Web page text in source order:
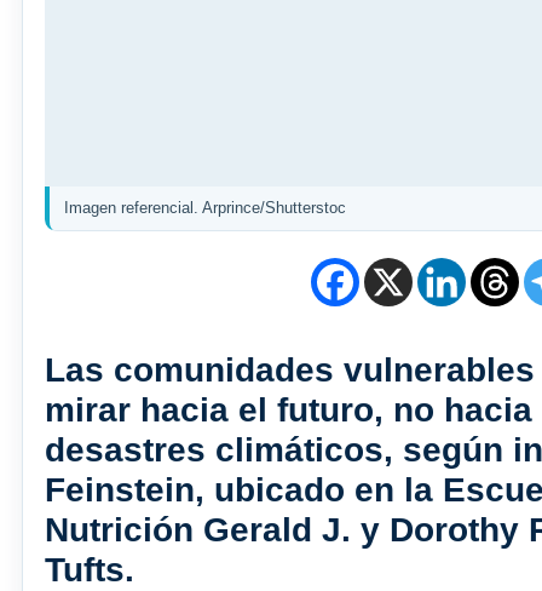
Imagen referencial. Arprince/Shutterstoc
Las comunidades
mirar hacia el futuro, no
desastres climáticos, según
Feinstein, ubicado en la
Nutrición Gerald J. y Dorothy
Tufts.